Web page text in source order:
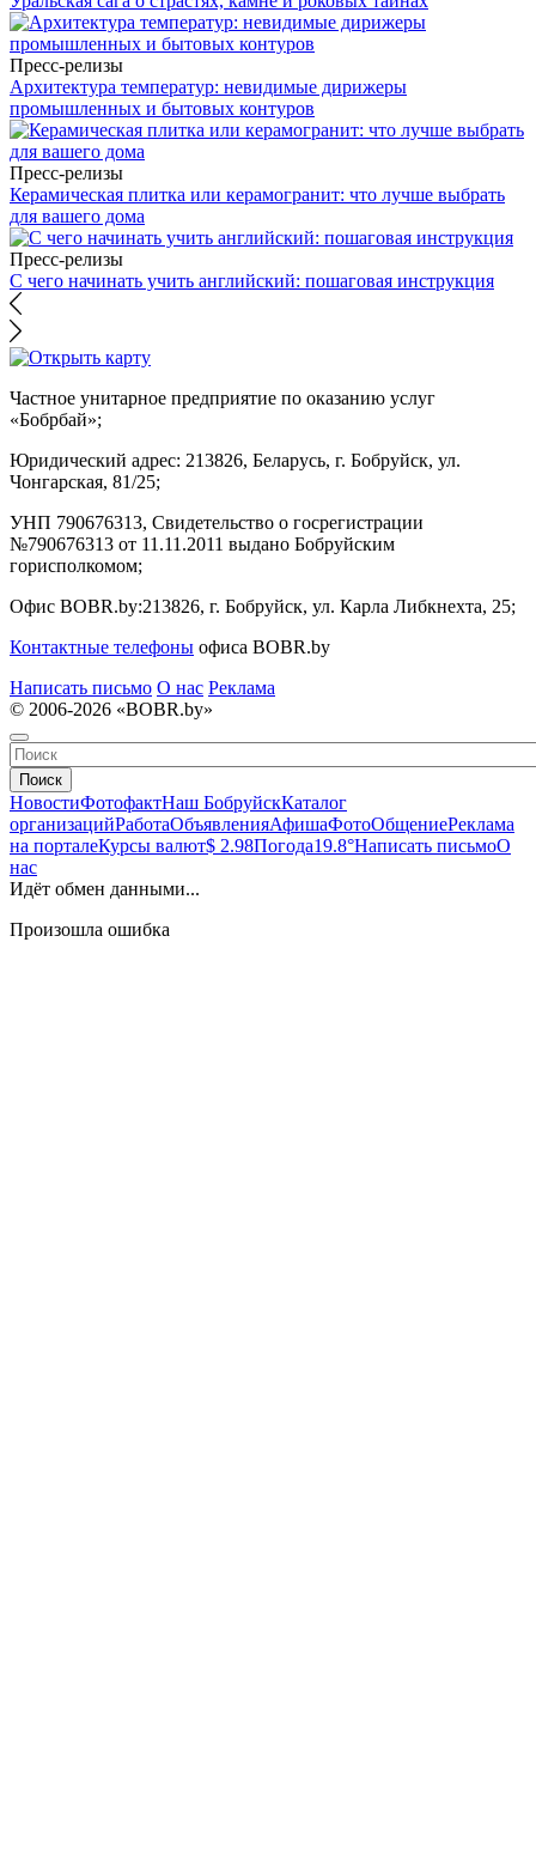
Пресс-релизы
Архитектура температур: невидимые дирижеры
промышленных и бытовых контуров
Пресс-релизы
Керамическая плитка или керамогранит: что лучше выбрать
для вашего дома
Пресс-релизы
С чего начинать учить английский: пошаговая инструкция
Частное унитарное предприятие по оказанию услуг
«Бобрбай»;
Юридический адрес: 213826, Беларусь, г. Бобруйск, ул.
Чонгарская, 81/25;
УНП 790676313, Свидетельство о госрегистрации
№790676313 от 11.11.2011 выдано Бобруйским
горисполкомом;
Офис BOBR.by:213826, г. Бобруйск, ул. Карла Либкнехта, 25;
Контактные телефоны офиса BOBR.by
Написать письмо О нас Реклама
© 2006-2026 «BOBR.by»
Поиск
НовостиФотофактНаш БобруйскКаталог
организацийРаботаОбъявленияАфишаФотоОбщениеРеклама
на порталеКурсы валют$ 2.98Погода19.8°Написать письмоО
нас
Идёт обмен данными...
Произошла ошибка